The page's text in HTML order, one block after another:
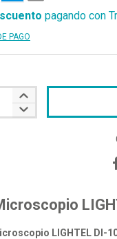
pagando con
PAGO
LIGHTEL DI-